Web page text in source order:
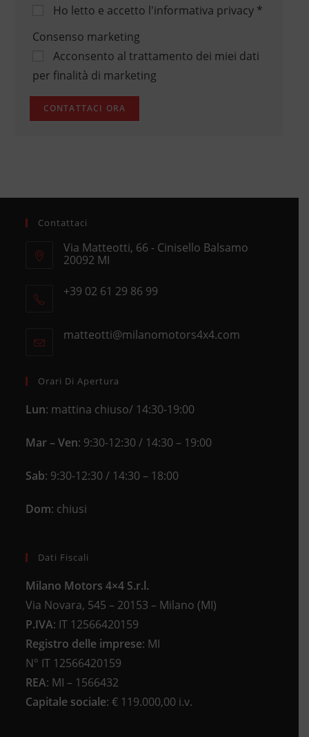
Ho letto e accetto l'informativa privacy*
Consenso marketing
Acconsento al trattamento dei miei dati
per finalità di marketing
Contattaci
Via Matteotti, 66 - Cinisello Balsamo
20092 MI
in
+39 02 61 29 86 99
your
matteotti@milanomotors4x4.comOpens
Orari Di Apertura
Lun: mattina chiuso/ 14:30-19:00
Mar – Ven: 9:30-12:30 / 14:30 – 19:00
Sab: 9:30-12:30 / 14:30 – 18:00
Dom: chiusi
Dati Fiscali
Milano Motors 4×4 S.r.l.
Via Novara, 545 – 20153 – Milano (MI)
P.IVA: IT 12566420159
Registro delle imprese: MI
N° IT 12566420159
REA: MI – 1566432
Capitale sociale: € 119.000,00 i.v.